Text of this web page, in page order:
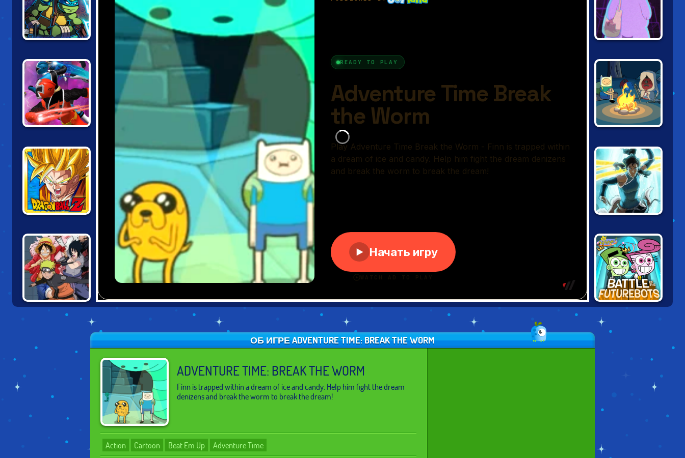
VS POWER
RANGERS
RANGERS:
ROUND 2
FIGHTING
NARUTO VS ONE
TIME: FABLES OF
OOO
KORRA: DARK
INTO LIGHT
FAIRLY ODD
PARENTS: FIGHT
ОБ ИГРЕ ADVENTURE TIME: BREAK THE WORM
ADVENTURE TIME: BREAK THE WORM
Finn is trapped within a dream of ice and candy. Help him fight the dream
denizens and break the worm to break the dream!
Action Cartoon Beat Em Up Adventure Time